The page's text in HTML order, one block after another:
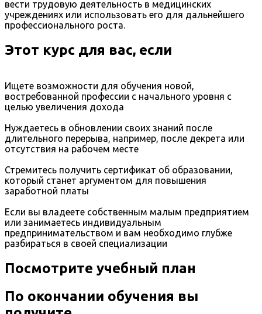
вести трудовую деятельность в медицинских
учреждениях или использовать его для дальнейшего
профессионального роста.
Этот курс для вас, если
Ищете возможности для обучения новой,
востребованной профессии с начального уровня с
целью увеличения дохода
Нуждаетесь в обновлении своих знаний после
длительного перерыва, например, после декрета или
отсутствия на рабочем месте
Стремитесь получить сертификат об образовании,
который станет аргументом для повышения
заработной платы
Если вы владеете собственным малым предприятием
или занимаетесь индивидуальным
предпринимательством и вам необходимо глубже
разбираться в своей специализации
Посмотрите учебный план
По окончании обучения вы